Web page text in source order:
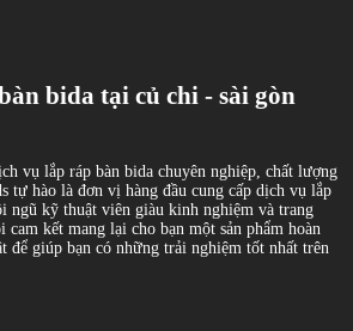
bida tại củ chi - sài gòn
vụ lắp ráp bàn bida chuyên nghiệp, chất lượng
tự hào là đơn vị hàng đầu cung cấp dịch vụ lắp
ngũ kỹ thuật viên giàu kinh nghiệm và trang
kết mang lại cho bạn một sản phẩm hoàn
để giúp bạn có những trải nghiệm tốt nhất trên